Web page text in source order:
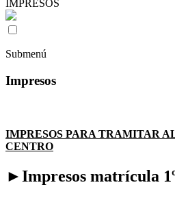
IMPRESOS
Submenú
Impresos
IMPRESOS PARA TRAMITAR
CENTRO
►Impresos matrícula